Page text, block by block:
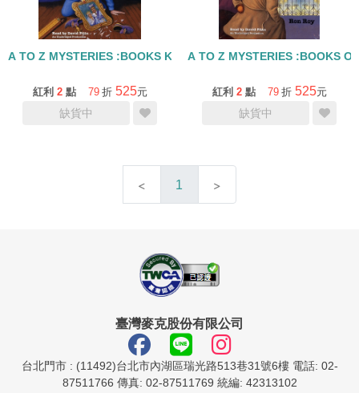
A TO Z MYSTERIES :BOOKS K-N/4CDS
紅利 2 點 79 折 525元
缺貨中
A TO Z MYSTERIES :BOOKS O-
紅利 2 點 79 折 525元
缺貨中
1
臺灣麥克股份有限公司
台北門市 : (11492)台北市內湖區瑞光路513巷31號6樓 電話: 02-
87511766 傳真: 02-87511769 統編: 42313102